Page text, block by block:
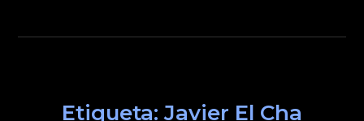
Etiqueta:Javier El Cha